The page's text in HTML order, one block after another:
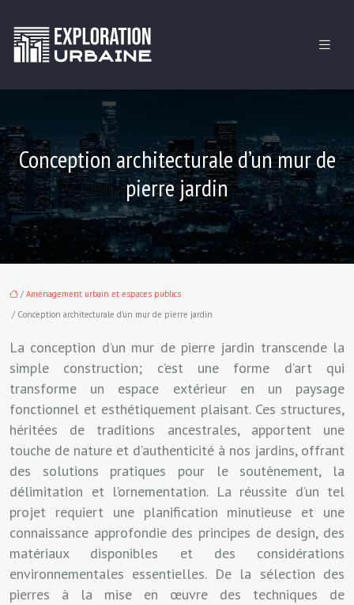
Conception architecturale d’un mur de
pierre jardin
/ Aménagement urbain et espaces publics
/ Conception architecturale d’un mur de pierre jardin
La conception d’un mur de pierre jardin transcende la
simple construction; c’est une forme d’art qui
transforme un espace extérieur en un paysage
fonctionnel et esthétiquement plaisant. Ces structures,
héritées de traditions ancestrales, apportent une
touche de nature et d’authenticité à nos jardins, offrant
des solutions pratiques pour le soutènement, la
délimitation et l’ornementation. La réussite d’un tel
projet requiert une planification minutieuse et une
connaissance approfondie des principes de design, des
matériaux disponibles et des considérations
environnementales essentielles. De la sélection des
pierres à la mise en œuvre des techniques de